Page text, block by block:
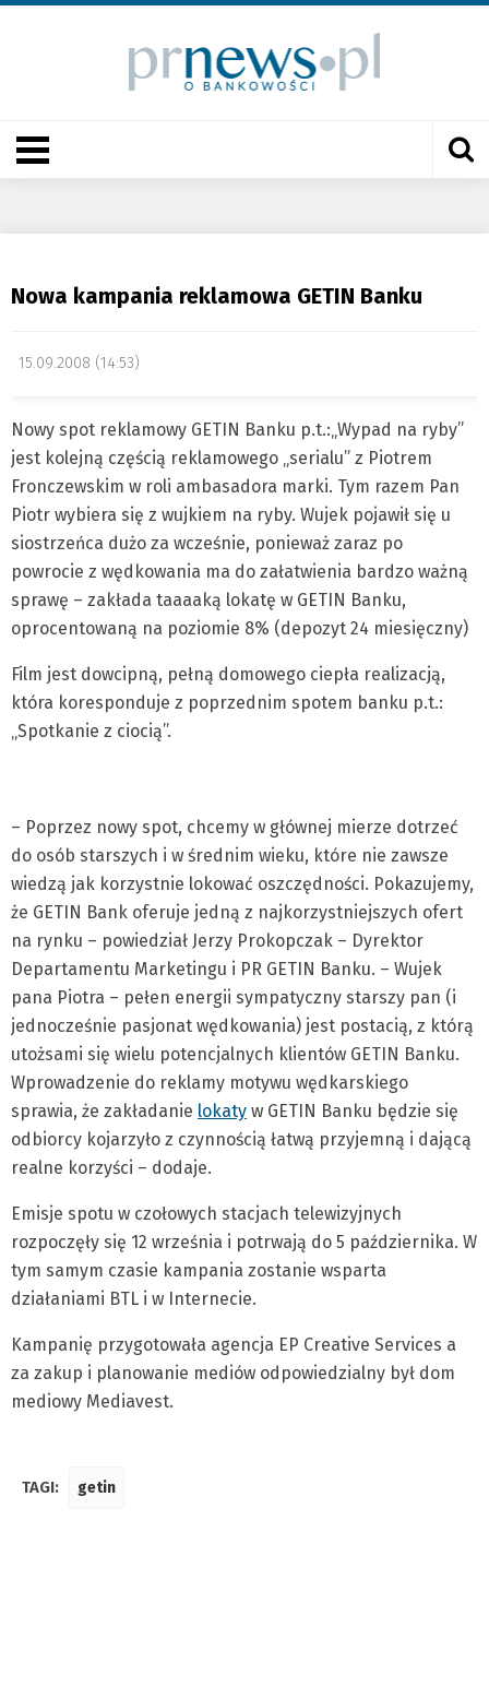
Nowa kampania reklamowa GETIN Banku
15.09.2008 (14:53)
Nowy spot reklamowy GETIN Banku p.t.:„Wypad na ryby”
jest kolejną częścią reklamowego „serialu” z Piotrem
Fronczewskim w roli ambasadora marki. Tym razem Pan
Piotr wybiera się z wujkiem na ryby. Wujek pojawił się u
siostrzeńca dużo za wcześnie, ponieważ zaraz po
powrocie z wędkowania ma do załatwienia bardzo ważną
sprawę – zakłada taaaaką lokatę w GETIN Banku,
oprocentowaną na poziomie 8% (depozyt 24 miesięczny)
Film jest dowcipną, pełną domowego ciepła realizacją,
która koresponduje z poprzednim spotem banku p.t.:
„Spotkanie z ciocią”.
– Poprzez nowy spot, chcemy w głównej mierze dotrzeć
do osób starszych i w średnim wieku, które nie zawsze
wiedzą jak korzystnie lokować oszczędności. Pokazujemy,
że GETIN Bank oferuje jedną z najkorzystniejszych ofert
na rynku – powiedział Jerzy Prokopczak – Dyrektor
Departamentu Marketingu i PR GETIN Banku. – Wujek
pana Piotra – pełen energii sympatyczny starszy pan (i
jednocześnie pasjonat wędkowania) jest postacią, z którą
utożsami się wielu potencjalnych klientów GETIN Banku.
Wprowadzenie do reklamy motywu wędkarskiego
sprawia, że zakładanie lokaty w GETIN Banku będzie się
odbiorcy kojarzyło z czynnością łatwą przyjemną i dającą
realne korzyści – dodaje.
Emisje spotu w czołowych stacjach telewizyjnych
rozpoczęły się 12 września i potrwają do 5 października. W
tym samym czasie kampania zostanie wsparta
działaniami BTL i w Internecie.
Kampanię przygotowała agencja EP Creative Services a
za zakup i planowanie mediów odpowiedzialny był dom
mediowy Mediavest.
TAGI: getin